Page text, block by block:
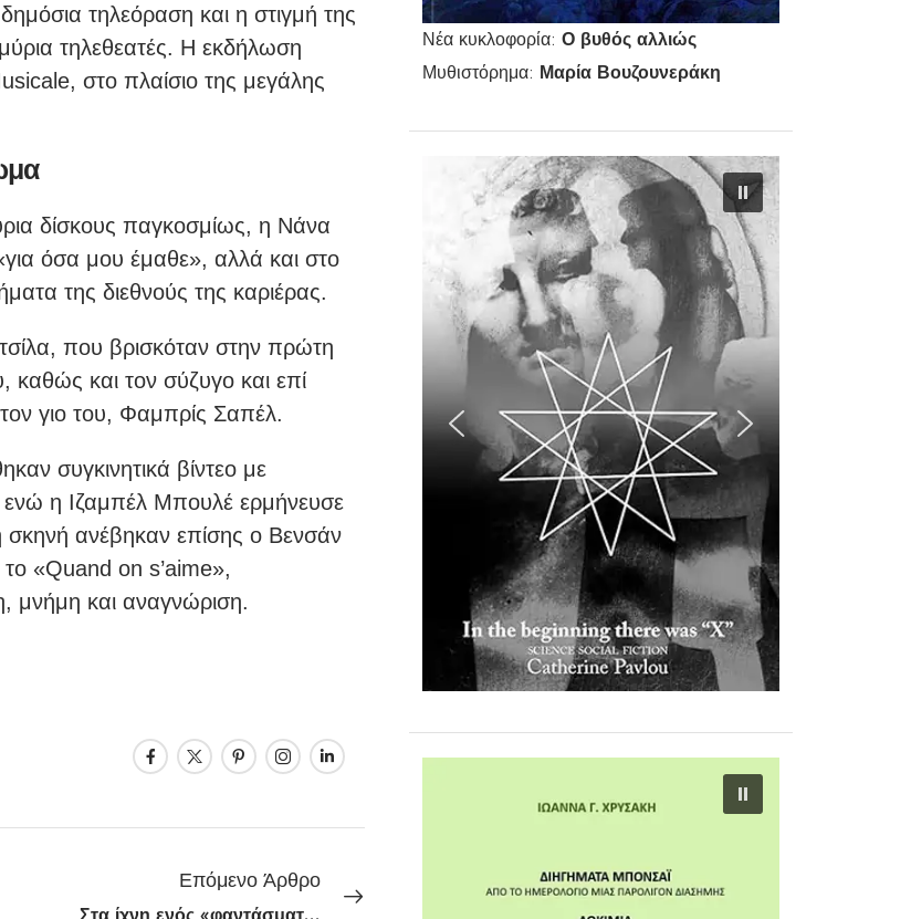
Νέα κυκλοφορία:Ο βυθός αλλιώς
Μυθιστόρημα: Μαρία Βουζουνεράκη
τηλεόραση και η στιγμή της
τηλεθεατές. Η εκδήλωση
στο πλαίσιο της μεγάλης
δίσκους παγκοσμίως, η Νάνα
όσα μου έμαθε», αλλά και στο
της διεθνούς της καριέρας.
που βρισκόταν στην πρώτη
καθώς και τον σύζυγο και επί
γιο του, Φαμπρίς Σαπέλ.
συγκινητικά βίντεο με
η Ιζαμπέλ Μπουλέ ερμήνευσε
σκηνή ανέβηκαν επίσης ο Βενσάν
το «Quand on s’aime»,
μνήμη και αναγνώριση.
Επόμενο Άρθρο